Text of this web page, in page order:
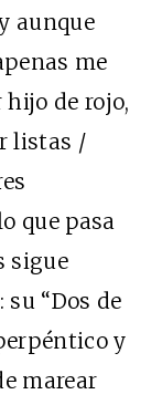
aunque
me
hijo de rojo,
listas /
que pasa
sigue
“Dos de
y
marear